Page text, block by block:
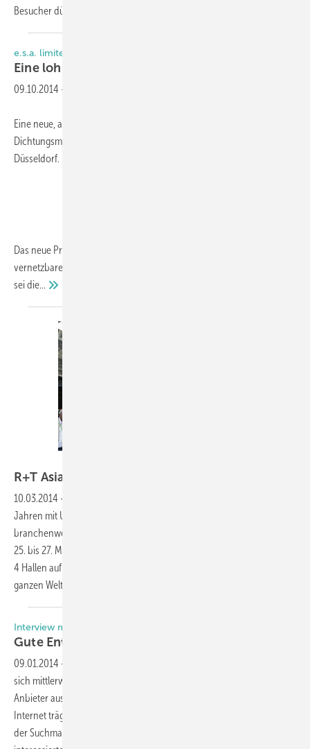
Besucher dürfen gespannt
e.s.a. limited
Eine lohnende
09.10.2014 -
Eine neue, aus 7-jähriger Entwicklungszeit entstandene wasser- und
Dichtungsmittelresistente Ver‑bundglasfolie präsentiert die E.S.A. in
Düsseldorf.
Das neue Produkt PV-WR ist eine durch Peroxide und Wärme
vernetzbare Laminierfolie auf EVA Basis. Nach Auskunft der Entwickler
sei die...
R+T Asia :10 Jahre erfolgreiche
10.03.2014 -
Jahren mit Unterstützung und Know-how der Stuttgarter R+T zur
branchenweit führenden Messe in Asien-Pazifik Raum entwickelt. Vom
25. bis 27. März werden bei der Jubiläumsveranstaltung in mittlerweile
4 Hallen auf im S.N.I.E.C. Messegelände in Shanghai Aussteller aus der
ganzen Welt ihre Produkte
Interview mit Mitch Janssen, Faac Tubular Motors
Gute Entwicklung in einem engen
09.01.2014 -
sich mittlerweile als reiner Verdrängungsmarkt. Da machen die
Anbieter aus Fernost die Situation auch nicht gerade besser. Das
Internet trägt seinen Teil dazu bei und lockt mit seinen Marketingtools
der Suchmaschinen auch dann mit Billigangeboten, wenn